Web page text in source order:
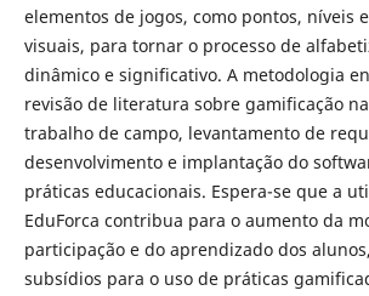
elementos de jogos, como pontos, níveis
visuais, para tornar o processo de
dinâmico e significativo. A metodologia
revisão de literatura sobre gamificação
trabalho de campo, levantamento de
desenvolvimento e implantação do
práticas educacionais. Espera-se que a
EduForca contribua para o aumento da
participação e do aprendizado dos
subsídios para o uso de práticas